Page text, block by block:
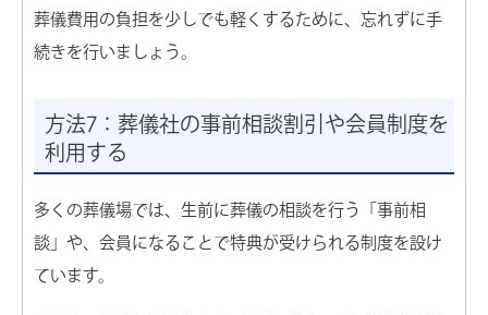
葬儀費用の負担を少しでも軽くするために、忘れずに手
続きを行いましょう。
方法7：葬儀社の事前相談割引や会員制度を
利用する
多くの葬儀場では、生前に葬儀の相談を行う「事前相
談」や、会員になることで特典が受けられる制度を設け
ています。